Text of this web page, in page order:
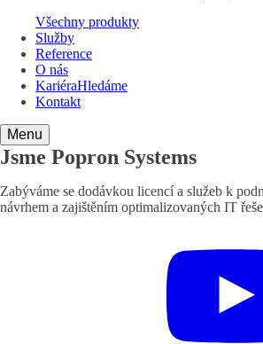
Všechny produkty
Služby
Reference
O nás
KariéraHledáme
Kontakt
Menu
Jsme Popron Systems
Zabýváme se dodávkou licencí a služeb k
návrhem a zajištěním optimalizovaných IT